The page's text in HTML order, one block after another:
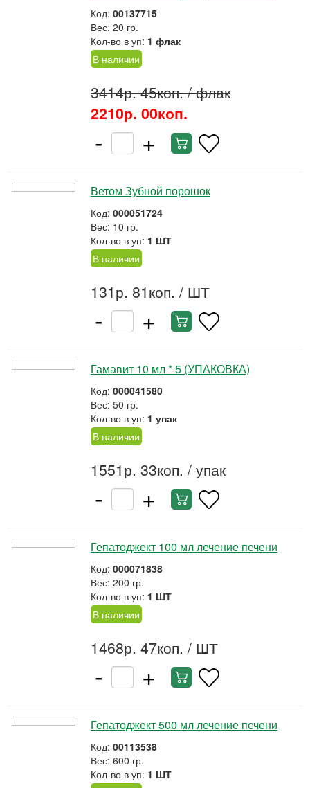
Код: 00137715
Вес: 20 гр.
Кол-во в уп: 1 флак
В наличии
3414р. 45коп./ флак
2210р. 00коп.
- +
Ветом Зубной порошок
Код: 000051724
Вес: 10 гр.
Кол-во в уп: 1 ШТ
В наличии
131р. 81коп. / ШТ
- +
Гамавит 10 мл * 5 (УПАКОВКА)
Код: 000041580
Вес: 50 гр.
Кол-во в уп: 1 упак
В наличии
1551р. 33коп. / упак
- +
Гепатоджект 100 мл лечение печени
Код: 000071838
Вес: 200 гр.
Кол-во в уп: 1 ШТ
В наличии
1468р. 47коп. / ШТ
- +
Гепатоджект 500 мл лечение печени
Код: 00113538
Вес: 600 гр.
Кол-во в уп: 1 ШТ